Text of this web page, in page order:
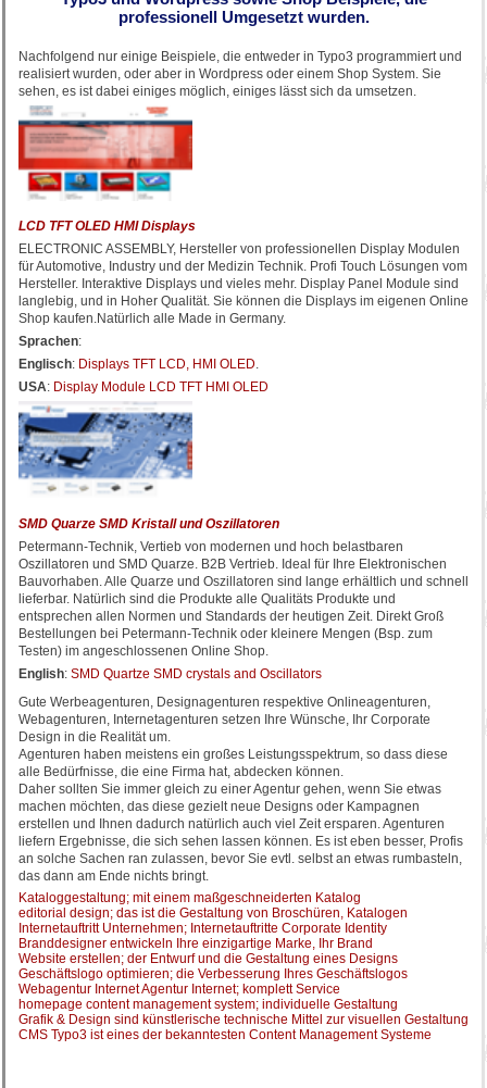
professionell Umgesetzt wurden.
Nachfolgend nur einige Beispiele, die entweder in Typo3 programmiert und
realisiert wurden, oder aber in Wordpress oder einem Shop System. Sie
sehen, es ist dabei einiges möglich, einiges lässt sich da umsetzen.
LCD TFT OLED HMI Displays
ELECTRONIC ASSEMBLY, Hersteller von professionellen Display Modulen
für Automotive, Industry und der Medizin Technik. Profi Touch Lösungen vom
Hersteller. Interaktive Displays und vieles mehr. Display Panel Module sind
langlebig, und in Hoher Qualität. Sie können die Displays im eigenen Online
Shop kaufen.Natürlich alle Made in Germany.
Sprachen:
Englisch: Displays TFT LCD, HMI OLED.
USA: Display Module LCD TFT HMI OLED
SMD Quarze SMD Kristall und Oszillatoren
Petermann-Technik, Vertieb von modernen und hoch belastbaren
Oszillatoren und SMD Quarze. B2B Vertrieb. Ideal für Ihre Elektronischen
Bauvorhaben. Alle Quarze und Oszillatoren sind lange erhältlich und schnell
lieferbar. Natürlich sind die Produkte alle Qualitäts Produkte und
entsprechen allen Normen und Standards der heutigen Zeit. Direkt Groß
Bestellungen bei Petermann-Technik oder kleinere Mengen (Bsp. zum
Testen) im angeschlossenen Online Shop.
English: SMD Quartze SMD crystals and Oscillators
Gute Werbeagenturen, Designagenturen respektive Onlineagenturen,
Webagenturen, Internetagenturen setzen Ihre Wünsche, Ihr Corporate
Design in die Realität um.
Agenturen haben meistens ein großes Leistungsspektrum, so dass diese
alle Bedürfnisse, die eine Firma hat, abdecken können.
Daher sollten Sie immer gleich zu einer Agentur gehen, wenn Sie etwas
machen möchten, das diese gezielt neue Designs oder Kampagnen
erstellen und Ihnen dadurch natürlich auch viel Zeit ersparen. Agenturen
liefern Ergebnisse, die sich sehen lassen können. Es ist eben besser, Profis
an solche Sachen ran zulassen, bevor Sie evtl. selbst an etwas rumbasteln,
das dann am Ende nichts bringt.
Kataloggestaltung; mit einem maßgeschneiderten Katalog
editorial design; das ist die Gestaltung von Broschüren, Katalogen
Internetauftritt Unternehmen; Internetauftritte Corporate Identity
Branddesigner entwickeln Ihre einzigartige Marke, Ihr Brand
Website erstellen; der Entwurf und die Gestaltung eines Designs
Geschäftslogo optimieren; die Verbesserung Ihres Geschäftslogos
Webagentur Internet Agentur Internet; komplett Service
homepage content management system; individuelle Gestaltung
Grafik & Design sind künstlerische technische Mittel zur visuellen Gestaltung
CMS Typo3 ist eines der bekanntesten Content Management Systeme